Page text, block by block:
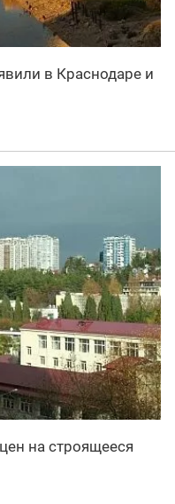
в Краснодаре и
на строящееся